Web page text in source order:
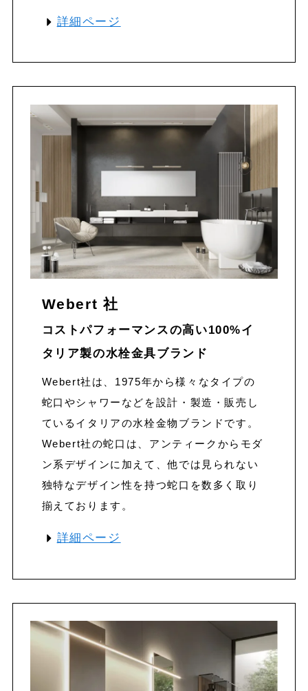
詳細ページ
Webert 社
コストパフォーマンスの高い100%イ
タリア製の水栓金具ブランド
Webert社は、1975年から様々なタイプの
蛇口やシャワーなどを設計・製造・販売し
ているイタリアの水栓金物ブランドです。
Webert社の蛇口は、アンティークからモダ
ン系デザインに加えて、他では見られない
独特なデザイン性を持つ蛇口を数多く取り
揃えております。
詳細ページ